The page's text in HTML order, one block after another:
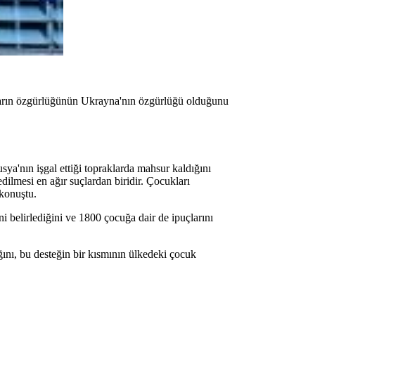
özgürlüğünün Ukrayna'nın özgürlüğü olduğunu
işgal ettiği topraklarda mahsur kaldığını
en ağır suçlardan biridir. Çocukları
belirlediğini ve 1800 çocuğa dair de ipuçlarını
bu desteğin bir kısmının ülkedeki çocuk